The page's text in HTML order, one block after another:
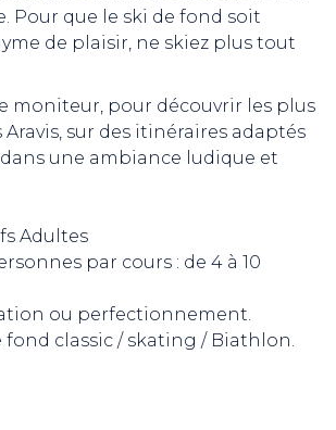
Pour que le ski de fond soit
de plaisir, ne skiez plus tout
moniteur, pour découvrir les plus
Aravis, sur des itinéraires adaptés
une ambiance ludique et
Adultes
par cours : de 4 à 10
ou perfectionnement.
fond classic / skating / Biathlon.